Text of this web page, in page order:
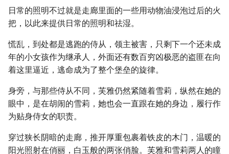
日常的照明不过就是走廊里面的一些用动物油浸泡过后的火
把，以此来提供日常的照明和祛湿。
慌乱，到处都是逃跑的侍从，领主被害，只剩下一个还未成
年的小女孩作为继承人，外面还有数百穷凶极恶的盗匪在向
着这里逼近，逃命成为了整个堡垒的旋律。
身旁，与那些侍从不同，芙雅仍然紧随着雪莉，纵然在她的
眼中，是在胡闹的雪莉，她也会一直跟在她的身边，履行作
为贴身侍女的职责。
穿过狭长阴暗的走廊，推开厚重包裹着铁皮的木门，温暖的
阳光照射在俏丽，白玉般的两张俏脸。芙雅和雪莉两人的瞳